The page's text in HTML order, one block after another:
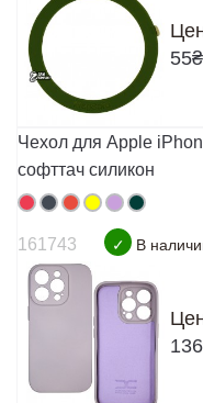
55₴
Чехол для Apple
софттач силикон
161743 ✓ В
136